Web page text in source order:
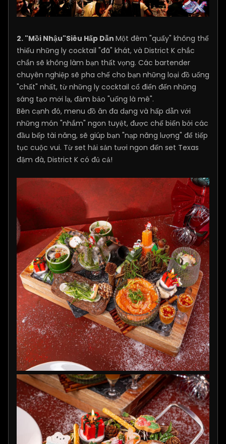
2. "Mồi Nhậu"Siêu Hấp Dẫn Một đêm "quẩy" không thể
thiếu những ly cocktail "đã" khát, và District K chắc
chắn sẽ không làm bạn thất vọng. Các bartender
chuyên nghiệp sẽ pha chế cho bạn những loại đồ uống
"chất" nhất, từ những ly cocktail cổ điển đến những
sáng tạo mới lạ, đảm bảo "uống là mê".
Bên cạnh đó, menu đồ ăn đa dạng và hấp dẫn với
những món "nhắm" ngon tuyệt, được chế biến bởi các
đầu bếp tài năng, sẽ giúp bạn "nạp năng lượng" để tiếp
tục cuộc vui. Từ set hải sản tươi ngon đến set Texas
đậm đà, District K có đủ cả!